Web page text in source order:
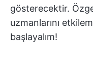
gösterecektir.
uzmanlarını
başlayalım!